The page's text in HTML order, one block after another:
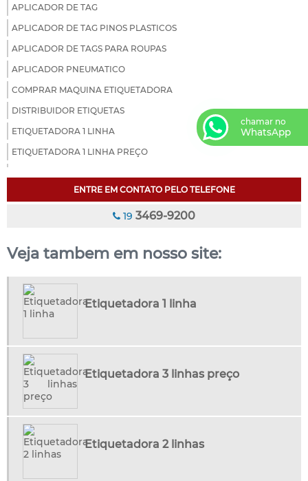
APLICADOR DE TAG
APLICADOR DE TAG PINOS PLASTICOS
APLICADOR DE TAGS PARA ROUPAS
APLICADOR PNEUMATICO
COMPRAR MAQUINA ETIQUETADORA
DISTRIBUIDOR ETIQUETAS
ETIQUETADORA 1 LINHA
ETIQUETADORA 1 LINHA PREÇO
ETIQUETADORA 2 LINHAS PREÇO
ETIQUETADORA 3 LINHAS
ETIQUETADORA DE PREÇOS MANUAL
FIX PIN 100
FIX PIN 25MM
FIX PIN 40MM
FIX PIN 7MM
FIX PIN COLORIDO
FORNECEDOR DE AGULHAS DA INDÚSTRIA TEXTIL
MAQUINA DE ETIQUETAR PREÇOS EM ROUPAS
ENTRE EM CONTATO PELO TELEFONE
19 3469-9200
Veja tambem em nosso site:
Etiquetadora 1 linha
Etiquetadora 3 linhas preço
Etiquetadora 2 linhas
chamar no
WhatsApp